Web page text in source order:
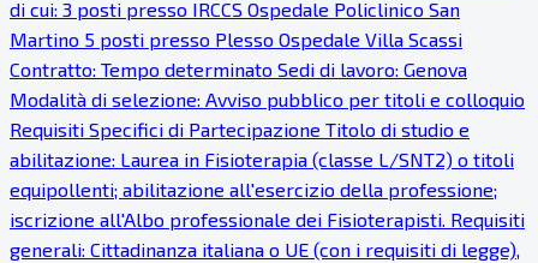
di cui: 3 posti presso IRCCS Ospedale Policlinico San
Martino 5 posti presso Plesso Ospedale Villa Scassi
Contratto: Tempo determinato Sedi di lavoro: Genova
Modalità di selezione: Avviso pubblico per titoli e colloquio
Requisiti Specifici di Partecipazione Titolo di studio e
abilitazione: Laurea in Fisioterapia (classe L/SNT2) o titoli
equipollenti; abilitazione all'esercizio della professione;
iscrizione all'Albo professionale dei Fisioterapisti. Requisiti
generali: Cittadinanza italiana o UE (con i requisiti di legge),